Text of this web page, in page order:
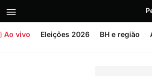
Ao vivo Eleições 2026 BH e região